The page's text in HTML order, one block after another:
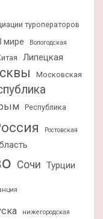
туроператоров
мире
Вологодская
Липецкая
Московская
Республика
Ростовская
Сочи Турции
нижегородская